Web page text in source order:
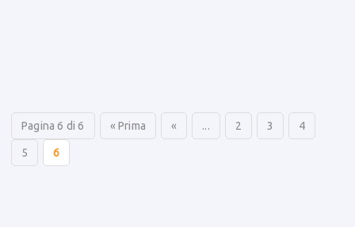
Pagina 6 di 6 « Prima « ... 2 3 4
5 6